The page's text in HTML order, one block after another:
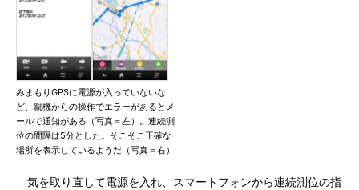
みまもりGPSに電源が入っていないな
ど、親機からの操作でエラーがあるとメ
ールで通知がある（写真＝左）。連続測
位の間隔は5分とした。そこそこ正確な
場所を表示しているようだ（写真＝右）
気を取り直して電源を入れ、スマートフォンから連続測位の指